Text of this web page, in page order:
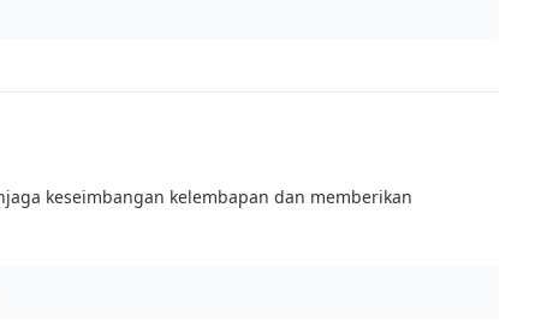
keseimbangan kelembapan dan memberikan